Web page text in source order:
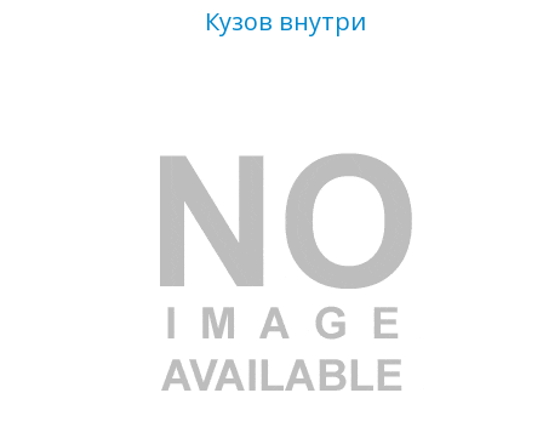
Кузов внутри